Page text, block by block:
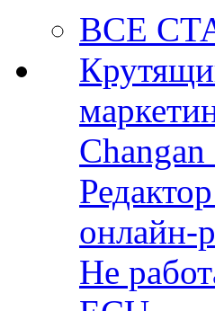
ВСЕ
Changan
онлайн-
Не